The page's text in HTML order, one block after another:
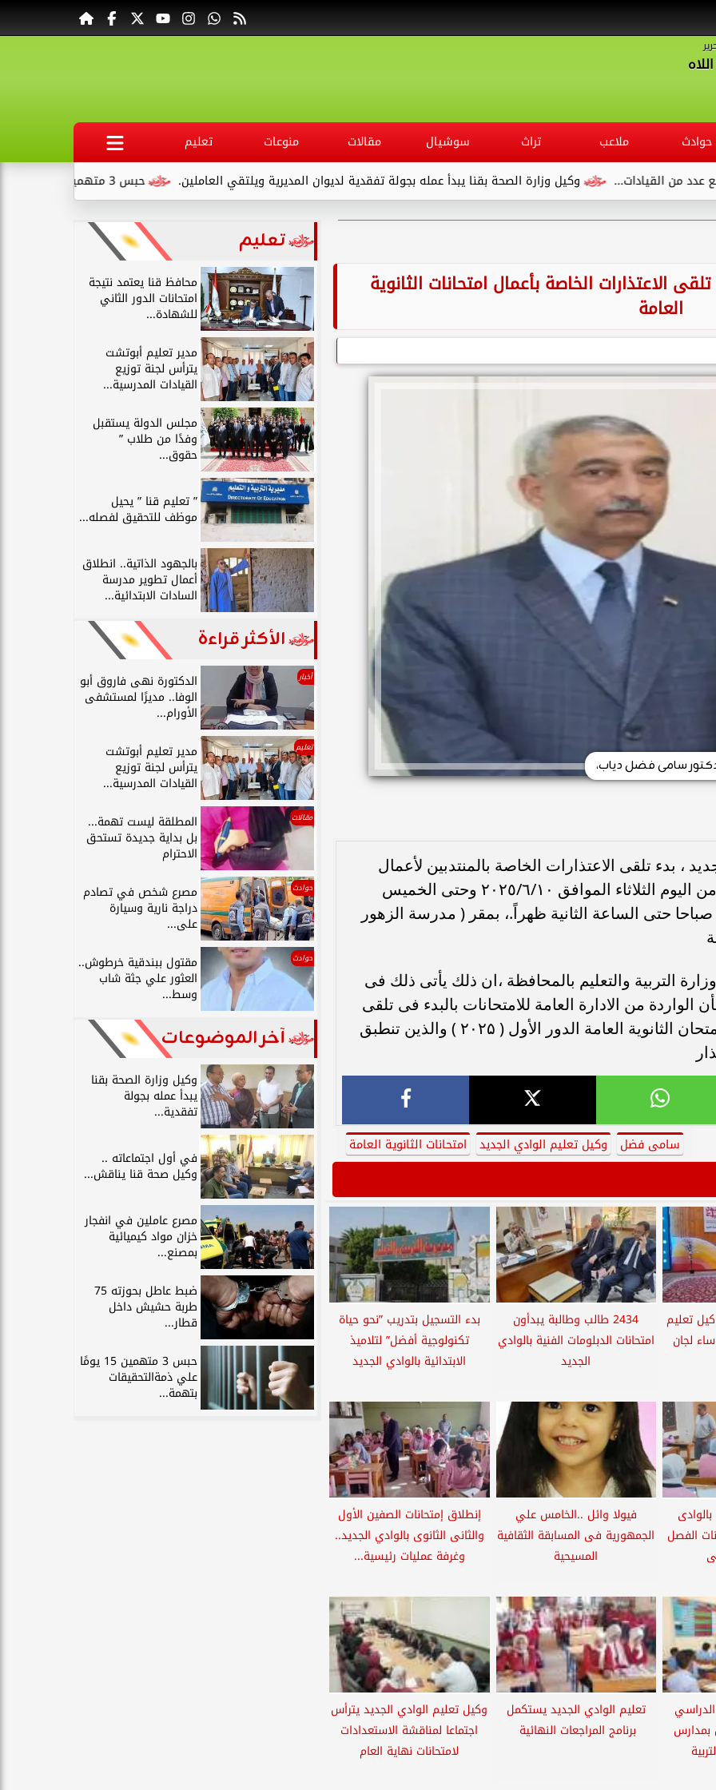
حوادث ملاعب تراث سوشيال مقالات منوعات
تعليم
حبس 3 متهمين 15 يومًا علي ذمةالتحقيقات بتهمة التنقيب عن الآثار داخل...
وكيل وزارة الصحة بقنا يبدأ عمله بجولة تفقدية لديوان المديرية ويلتقي العاملين.
الاعتذارات الخاصة بأعمال امتحانات الثانوية
العامة
سامى فضل دياب،
، بدء تلقى الاعتذارات الخاصة بالمنتدبين لأعمال
امتحانات الثانوية العامة دور أول 2025 ، من اليوم الثلاثاء الموافق ٢٠٢٥/٦/١٠ وحتى الخميس
التاسعة صباحا حتى الساعة الثانية ظهراً.، بمقر ( مدرسة الزهور
التربية والتعليم بالمحافظة ،ان ذلك يأتى ذلك فى
الواردة من الادارة العامة للامتحانات بالبدء فى تلقى
طلبات الراغبين فى الاعتذار عن اعمال امتحان الثانوية العامة الدور الأول ( ۲۰۲۵ ) والذين تنطبق
سامى فضل وكيل تعليم الوادي الجديد امتحانات الثانوية العامة
تعليم
لجان
2434 طالب وطالبة يبدأون
امتحانات الدبلومات الفنية بالوادي
الجديد
بدء التسجيل بتدريب ”نحو حياة
تكنولوجية أفضل” لتلاميذ
الابتدائية بالوادي الجديد
الفصل
فيولا وائل ..الخامس علي
الجمهورية فى المسابقة الثقافية
المسيحية
إنطلاق إمتحانات الصفين الأول
والثانى الثانوى بالوادي الجديد..
وغرفة عمليات رئيسية...
بمدارس
تعليم الوادي الجديد يستكمل
برنامج المراجعات النهائية
وكيل تعليم الوادي الجديد يترأس
اجتماعا لمناقشة الاستعدادات
لامتحانات نهاية العام
تعليم
محافظ قنا يعتمد نتيجة
امتحانات الدور الثاني
للشهادة...
مدير تعليم أبوتشت
يترأس لجنة توزيع
القيادات المدرسية...
مجلس الدولة يستقبل
وفدًا من طلاب ”
حقوق...
” تعليم قنا ” يحيل
موظف للتحقيق لفصله...
بالجهود الذاتية.. انطلاق
أعمال تطوير مدرسة
السادات الابتدائية...
الأكثر قراءة
أخبار الدكتورة نهى فاروق أبو
الوفا.. مديرًا لمستشفى
الأورام...
تعليم مدير تعليم أبوتشت
يترأس لجنة توزيع
القيادات المدرسية...
مقالات المطلقة ليست تهمة...
بل بداية جديدة تستحق
الاحترام
حوادث مصرع شخص في تصادم
دراجة نارية وسيارة
على...
حوادث مقتول ببندقية خرطوش..
العثور علي جثة شاب
وسط...
آخر الموضوعات
وكيل وزارة الصحة بقنا
يبدأ عمله بجولة
تفقدية...
في أول اجتماعاته ..
وكيل صحة قنا يناقش...
مصرع عاملين في انفجار
خزان مواد كيميائية
بمصنع...
ضبط عاطل بحوزته 75
طربة حشيش داخل
قطار...
حبس 3 متهمين 15 يومًا
علي ذمةالتحقيقات
بتهمة...